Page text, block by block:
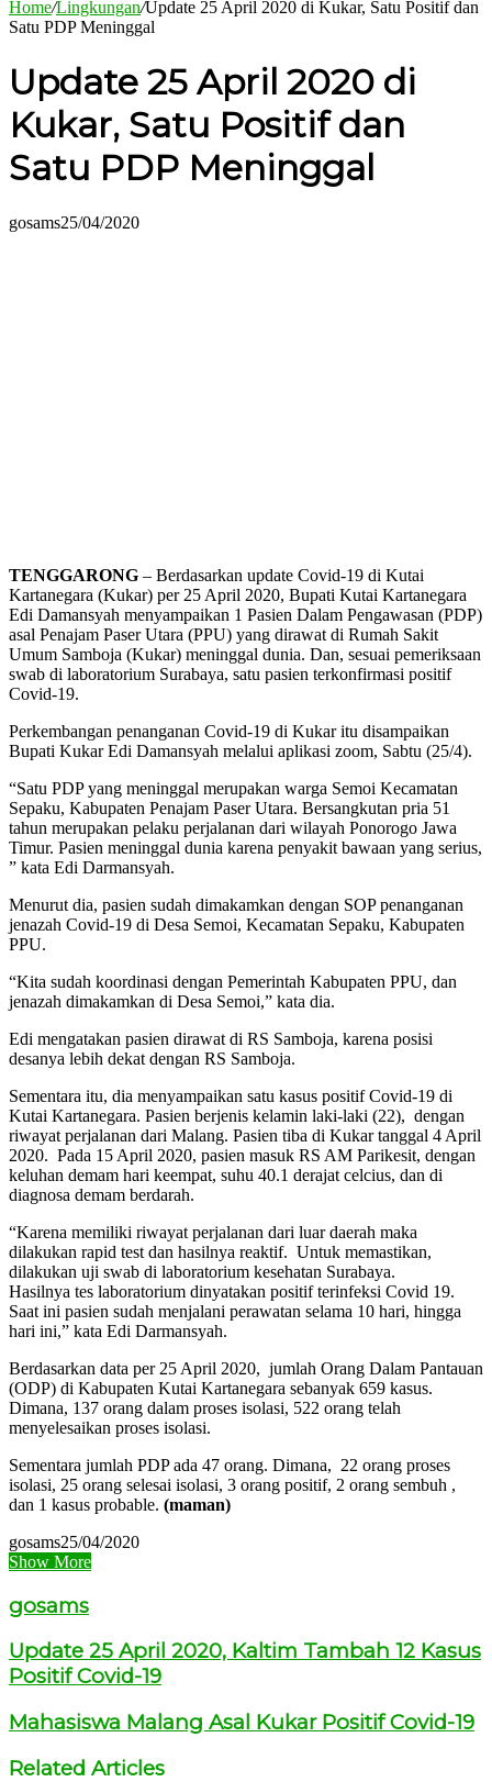
Home/Lingkungan/Update 25 April 2020 di Kukar, Satu Positif dan
Satu PDP Meninggal
Update 25 April 2020 di
Kukar, Satu Positif dan
Satu PDP Meninggal
gosams25/04/2020
TENGGARONG – Berdasarkan update Covid-19 di Kutai
Kartanegara (Kukar) per 25 April 2020, Bupati Kutai Kartanegara
Edi Damansyah menyampaikan 1 Pasien Dalam Pengawasan (PDP)
asal Penajam Paser Utara (PPU) yang dirawat di Rumah Sakit
Umum Samboja (Kukar) meninggal dunia. Dan, sesuai pemeriksaan
swab di laboratorium Surabaya, satu pasien terkonfirmasi positif
Covid-19.
Perkembangan penanganan Covid-19 di Kukar itu disampaikan
Bupati Kukar Edi Damansyah melalui aplikasi zoom, Sabtu (25/4).
“Satu PDP yang meninggal merupakan warga Semoi Kecamatan
Sepaku, Kabupaten Penajam Paser Utara. Bersangkutan pria 51
tahun merupakan pelaku perjalanan dari wilayah Ponorogo Jawa
Timur. Pasien meninggal dunia karena penyakit bawaan yang serius,
” kata Edi Darmansyah.
Menurut dia, pasien sudah dimakamkan dengan SOP penanganan
jenazah Covid-19 di Desa Semoi, Kecamatan Sepaku, Kabupaten
PPU.
“Kita sudah koordinasi dengan Pemerintah Kabupaten PPU, dan
jenazah dimakamkan di Desa Semoi,” kata dia.
Edi mengatakan pasien dirawat di RS Samboja, karena posisi
desanya lebih dekat dengan RS Samboja.
Sementara itu, dia menyampaikan satu kasus positif Covid-19 di
Kutai Kartanegara. Pasien berjenis kelamin laki-laki (22), dengan
riwayat perjalanan dari Malang. Pasien tiba di Kukar tanggal 4 April
2020. Pada 15 April 2020, pasien masuk RS AM Parikesit, dengan
keluhan demam hari keempat, suhu 40.1 derajat celcius, dan di
diagnosa demam berdarah.
“Karena memiliki riwayat perjalanan dari luar daerah maka
dilakukan rapid test dan hasilnya reaktif. Untuk memastikan,
dilakukan uji swab di laboratorium kesehatan Surabaya.
Hasilnya tes laboratorium dinyatakan positif terinfeksi Covid 19.
Saat ini pasien sudah menjalani perawatan selama 10 hari, hingga
hari ini,” kata Edi Darmansyah.
Berdasarkan data per 25 April 2020, jumlah Orang Dalam Pantauan
(ODP) di Kabupaten Kutai Kartanegara sebanyak 659 kasus.
Dimana, 137 orang dalam proses isolasi, 522 orang telah
menyelesaikan proses isolasi.
Sementara jumlah PDP ada 47 orang. Dimana, 22 orang proses
isolasi, 25 orang selesai isolasi, 3 orang positif, 2 orang sembuh ,
dan 1 kasus probable. (maman)
gosams25/04/2020
Show More
gosams
Update 25 April 2020, Kaltim Tambah 12 Kasus
Positif Covid-19
Mahasiswa Malang Asal Kukar Positif Covid-19
Related Articles